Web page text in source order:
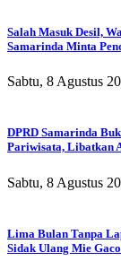
Salah Masuk Desil,
Samarinda Minta
Sabtu, 8 Agustus
DPRD Samarinda
Pariwisata, Libatkan
Sabtu, 8 Agustus
Lima Bulan Tanpa
Sidak Ulang Mie